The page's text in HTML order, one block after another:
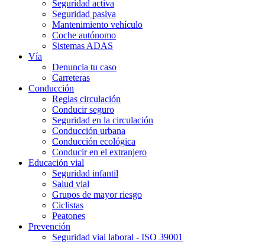
Seguridad activa
Seguridad pasiva
Mantenimiento vehículo
Coche autónomo
Sistemas ADAS
Vía
Denuncia tu caso
Carreteras
Conducción
Reglas circulación
Conducir seguro
Seguridad en la circulación
Conducción urbana
Conducción ecológica
Conducir en el extranjero
Educación vial
Seguridad infantil
Salud vial
Grupos de mayor riesgo
Ciclistas
Peatones
Prevención
Seguridad vial laboral - ISO 39001